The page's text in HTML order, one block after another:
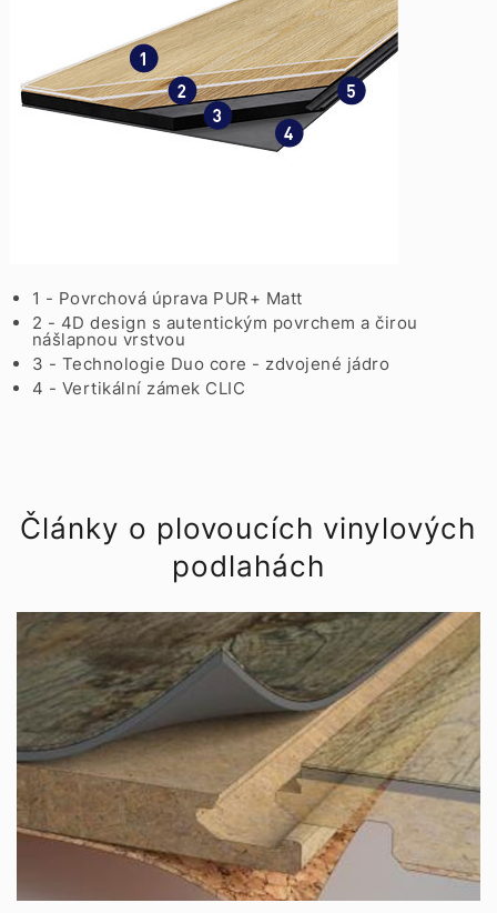
1 - Povrchová úprava PUR+ Matt
2 - 4D design s autentickým povrchem a čirou
nášlapnou vrstvou
3 - Technologie Duo core - zdvojené jádro
4 - Vertikální zámek CLIC
Články o plovoucích vinylových
podlahách